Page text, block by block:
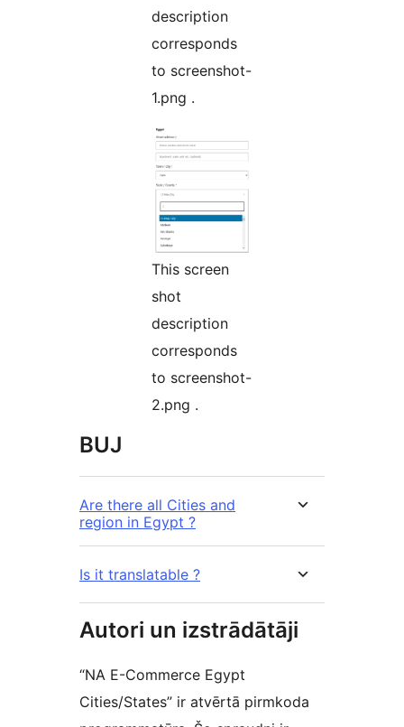
description
corresponds
to screenshot-
1.png .
This screen
shot
description
corresponds
to screenshot-
2.png .
BUJ
Are there all Cities and
region in Egypt ?
Is it translatable ?
Autori un izstrādātāji
“NA E-Commerce Egypt
Cities/States” ir atvērtā pirmkoda